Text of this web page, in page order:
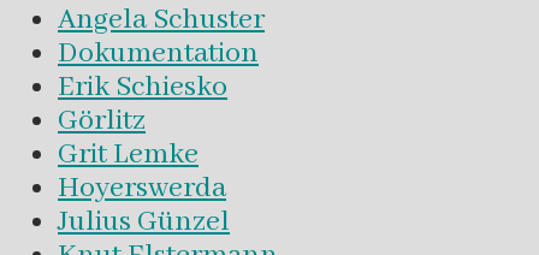
Angela Schuster
Dokumentation
Erik Schiesko
Görlitz
Grit Lemke
Hoyerswerda
Julius Günzel